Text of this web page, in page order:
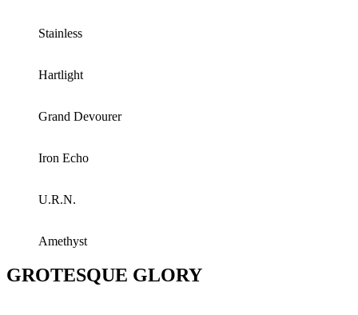
Stainless
Hartlight
Grand Devourer
Iron Echo
U.R.N.
Amethyst
GROTESQUE GLORY